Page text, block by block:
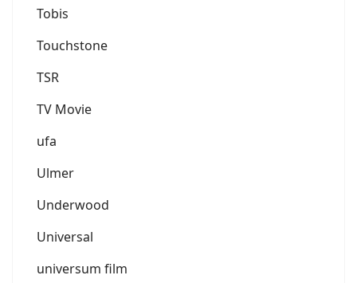
Tobis
Touchstone
TSR
TV Movie
ufa
Ulmer
Underwood
Universal
universum film